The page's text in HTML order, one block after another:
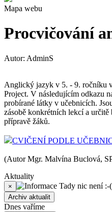
Mapa webu
Procvičování
Autor: AdminS
Anglický jazyk v 5. - 9. ročníku
Project. V následujícím odkazu
probírané látky v učebnicích.
zásobě konkrétních lekcí a
přípravě žáků.
CVIČENÍ PODLE
(Autor Mgr. Malvína Buclová,
Aktuality
× Tady nic není :-(
Archiv aktualit
Dnes vaříme